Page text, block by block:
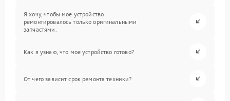
Я хочу, чтобы мое устройство
ремонтировалось только оригинальными
запчастями.
Как я узнаю, что мое устройство готово?
От чего зависит срок ремонта техники?